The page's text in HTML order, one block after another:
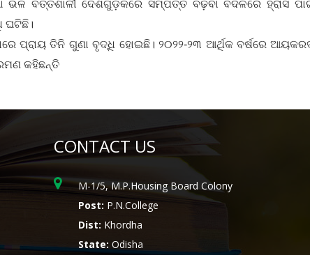
ଭଳି ବିତ୍ତଶାଳୀ ଦେଶଗୁଡ଼ିକରେ ସମ୍ପତ୍ତି ବଢ଼ିବା ବଦଳରେ ହ୍ରାସ
ଘଟିଛି।
ତିନି ଗୁଣା ବୃଦ୍ଧି ହୋଇଛି। ୨୦୨୨-୨୩ ଆର୍ଥିକ ବର୍ଷରେ
କହିଛନ୍ତି
CONTACT US
M-1/5, M.P.Housing Board Colony
Post: P.N.College
Dist: Khordha
State: Odisha